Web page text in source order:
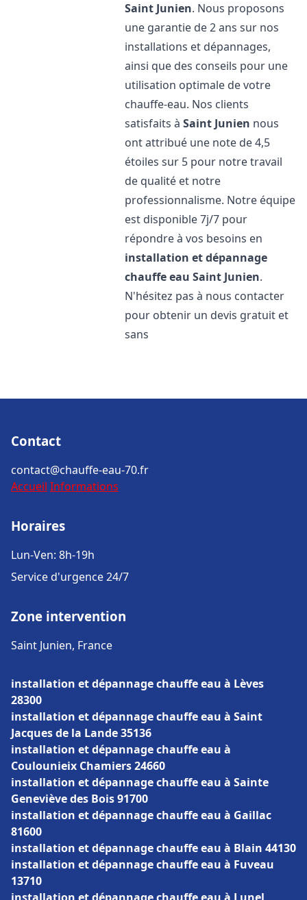
Saint Junien. Nous proposons
une garantie de 2 ans sur nos
installations et dépannages,
ainsi que des conseils pour une
utilisation optimale de votre
chauffe-eau. Nos clients
satisfaits àSaint Junien nous
ont attribué une note de 4,5
étoiles sur 5 pour notre travail
de qualité et notre
professionnalisme. Notre équipe
est disponible 7j/7 pour
répondre à vos besoins en
installation et dépannage
chauffe eau Saint Junien.
N'hésitez pas à nous contacter
pour obtenir un devis gratuit et
sans
Contact
contact@chauffe-eau-70.fr
Accueil Informations
Horaires
Lun-Ven: 8h-19h
Service d'urgence 24/7
Zone intervention
Saint Junien, France
installation et dépannage chauffe eau à Lèves
28300
installation et dépannage chauffe eau à Saint
Jacques de la Lande 35136
installation et dépannage chauffe eau à
Coulounieix Chamiers 24660
installation et dépannage chauffe eau à Sainte
Geneviève des Bois 91700
installation et dépannage chauffe eau à Gaillac
81600
installation et dépannage chauffe eau à Blain 44130
installation et dépannage chauffe eau à Fuveau
13710